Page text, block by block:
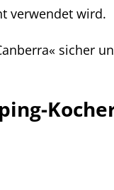
verwendet wird.
sicher